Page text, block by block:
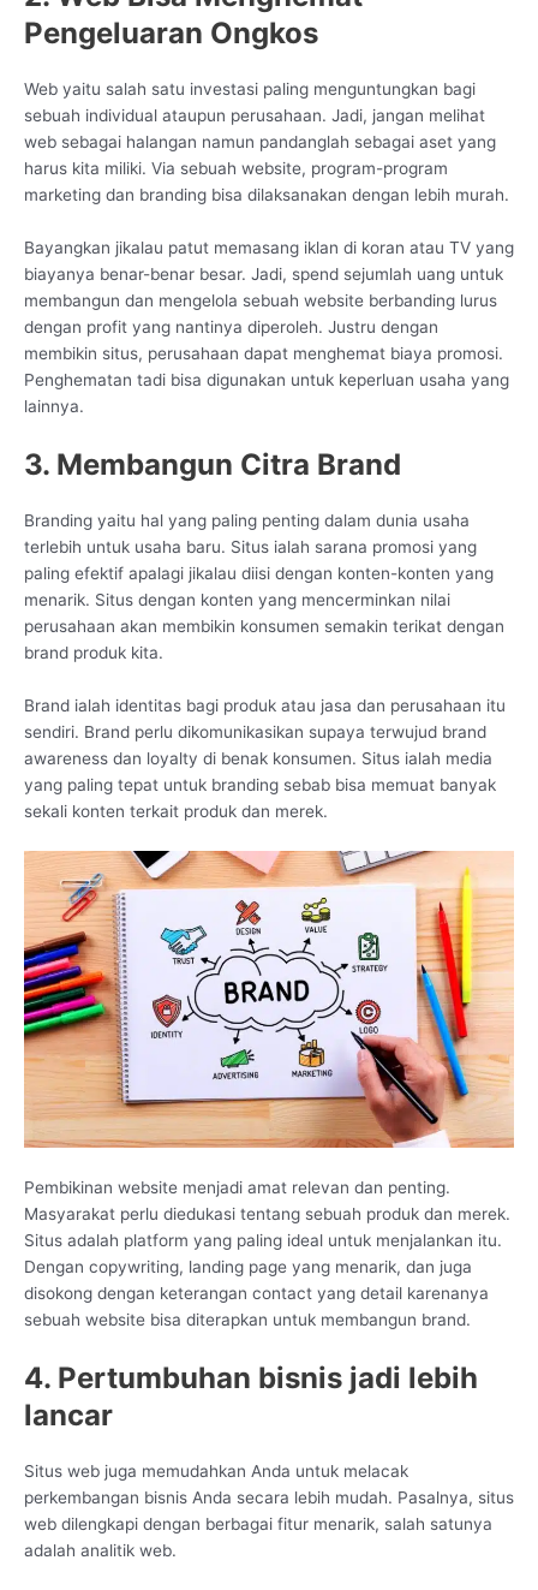
Pengeluaran Ongkos
Web yaitu salah satu investasi paling menguntungkan bagi
sebuah individual ataupun perusahaan. Jadi, jangan melihat
web sebagai halangan namun pandanglah sebagai aset yang
harus kita miliki. Via sebuah website, program-program
marketing dan branding bisa dilaksanakan dengan lebih murah.
Bayangkan jikalau patut memasang iklan di koran atau TV yang
biayanya benar-benar besar. Jadi, spend sejumlah uang untuk
membangun dan mengelola sebuah website berbanding lurus
dengan profit yang nantinya diperoleh. Justru dengan
membikin situs, perusahaan dapat menghemat biaya promosi.
Penghematan tadi bisa digunakan untuk keperluan usaha yang
lainnya.
3. Membangun Citra Brand
Branding yaitu hal yang paling penting dalam dunia usaha
terlebih untuk usaha baru. Situs ialah sarana promosi yang
paling efektif apalagi jikalau diisi dengan konten-konten yang
menarik. Situs dengan konten yang mencerminkan nilai
perusahaan akan membikin konsumen semakin terikat dengan
brand produk kita.
Brand ialah identitas bagi produk atau jasa dan perusahaan itu
sendiri. Brand perlu dikomunikasikan supaya terwujud brand
awareness dan loyalty di benak konsumen. Situs ialah media
yang paling tepat untuk branding sebab bisa memuat banyak
sekali konten terkait produk dan merek.
Pembikinan website menjadi amat relevan dan penting.
Masyarakat perlu diedukasi tentang sebuah produk dan merek.
Situs adalah platform yang paling ideal untuk menjalankan itu.
Dengan copywriting, landing page yang menarik, dan juga
disokong dengan keterangan contact yang detail karenanya
sebuah website bisa diterapkan untuk membangun brand.
4. Pertumbuhan bisnis jadi lebih
lancar
Situs web juga memudahkan Anda untuk melacak
perkembangan bisnis Anda secara lebih mudah. Pasalnya, situs
web dilengkapi dengan berbagai fitur menarik, salah satunya
adalah analitik web.